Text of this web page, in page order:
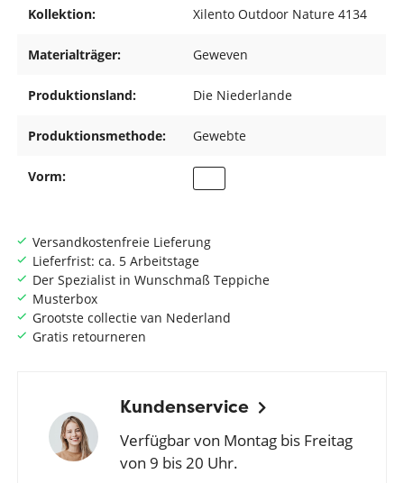
Versandkostenfreie Lieferung
Lieferfrist: ca. 5 Arbeitstage
Der Spezialist in Wunschmaß Teppiche
Musterbox
Grootste collectie van Nederland
Gratis retourneren
Kundenservice
Verfügbar von Montag bis Freitag
von 9 bis 20 Uhr.
Kollektion: Xilento Outdoor Nature 4134
Materialträger: Geweven
Produktionsland: Die Niederlande
Produktionsmethode: Gewebte
Vorm: